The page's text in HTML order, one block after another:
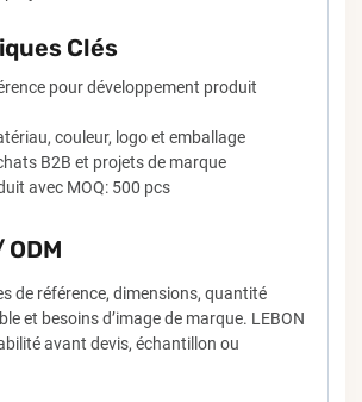
Clés
pour développement produit
couleur, logo et emballage
B2B et projets de marque
avec MOQ: 500 pcs
de référence, dimensions, quantité
et besoins d’image de marque. LEBON
avant devis, échantillon ou